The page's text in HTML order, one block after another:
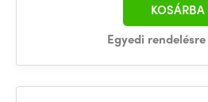
Egyedi
KOSÁRBA